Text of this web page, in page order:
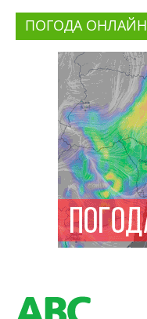
ПОГОДА ОНЛАЙН